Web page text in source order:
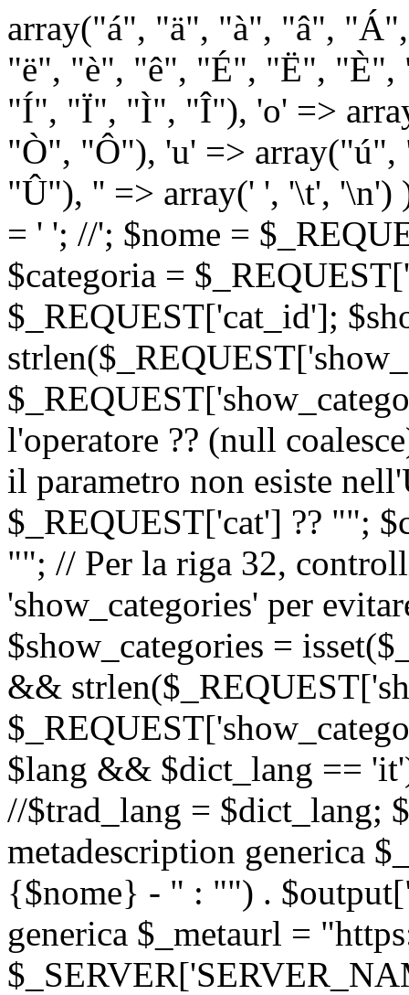
array("á", "ä", "à", "â",
"ë", "è", "ê", "É", "Ë",
"Í", "Ï", "Ì", "Î"), 'o' =>
"Ò", "Ô"), 'u' =>
"Û"), '' => array(' ', '\t',
= ' '; //'; $nome =
$categoria =
$_REQUEST['cat_id'];
l'operatore ?? (null
il parametro non esiste
$_REQUEST['cat'] ?? "";
""; // Per la riga 32,
'show_categories' per
$show_categories =
&&
$lang && $dict_lang ==
//$trad_lang = $dict_lang;
metadescription generica
{$nome} - " : "") .
generica $_metaurl =